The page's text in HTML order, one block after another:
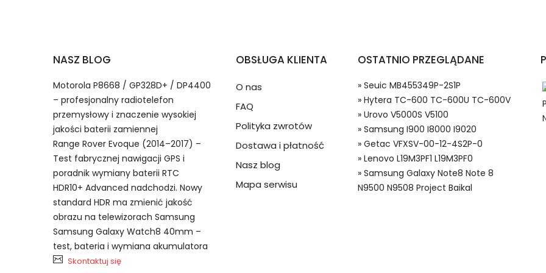
Dzięki ochronie kupujących w systemie PayPal możesz odzyskać całkowitą wartość
przedmiot do Ciebie nie dotrze lub będzie się znacznie różnić od opisu.
Numer produktu ładowarki
Model urządzenia
Numer produktu baterii
Hytera KB-300 bateria, KB-300 Baterie do Radiotelefonów, Alternatywna bateria do Hytera KB-
akumulator.
NASZ BLOG
Motorola P8668 / GP328D+ / DP4400
– profesjonalny radiotelefon
przemysłowy i znaczenie wysokiej
jakości baterii zamiennej
Range Rover Evoque (2014–2017) –
Test fabrycznej nawigacji GPS i
poradnik wymiany baterii RTC
HDR10+ Advanced nadchodzi. Nowy
standard HDR ma zmienić jakość
obrazu na telewizorach Samsung
Samsung Galaxy Watch8 40mm –
test, bateria i wymiana akumulatora
Skontaktuj się
OBSŁUGA KLIENTA
O nas
FAQ
Polityka zwrotów
Dostawa i płatność
Nasz blog
Mapa serwisu
OSTATNIO PRZEGLĄDANE
» Seuic MB455349P-2S1P
» Hytera TC-600 TC-600U TC-600V
» Urovo V5000S V5100
» Samsung I900 I8000 I9020
» Getac VFXSV-00-12-4S2P-0
» Lenovo L19M3PF1 L19M3PF0
» Samsung Galaxy Note8 Note 8
N9500 N9508 Project Baikal